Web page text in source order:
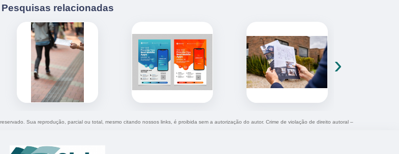
Pesquisas relacionadas
›
Sua reprodução, parcial ou total, mesmo citando nossos links, é proibida sem a autorização do autor. Crime de violação de direito autoral –